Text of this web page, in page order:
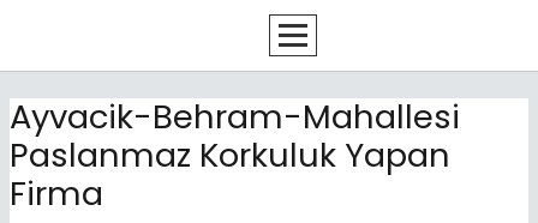
Ayvacik-Behram-Mahallesi
Paslanmaz Korkuluk Yapan
Firma